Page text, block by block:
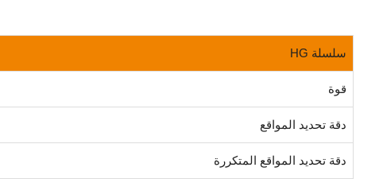
سلسلة HG
قوة
دقة تحديد المواقع
دقة تحديد المواقع المتكررة